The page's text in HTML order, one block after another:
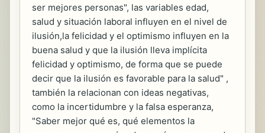
ser mejores personas", las variables edad,
salud y situación laboral influyen en el nivel de
ilusión,la felicidad y el optimismo influyen en la
buena salud y que la ilusión lleva implícita
felicidad y optimismo, de forma que se puede
decir que la ilusión es favorable para la salud" ,
también la relacionan con ideas negativas,
como la incertidumbre y la falsa esperanza,
"Saber mejor qué es, qué elementos la